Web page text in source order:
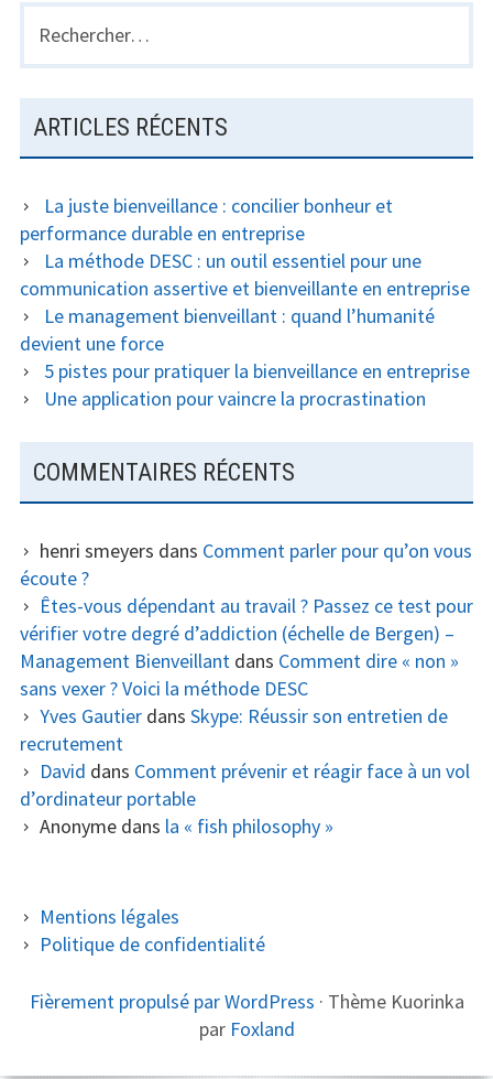
Rechercher :
ARTICLES RÉCENTS
La juste bienveillance : concilier bonheur et
performance durable en entreprise
La méthode DESC : un outil essentiel pour une
communication assertive et bienveillante en entreprise
Le management bienveillant : quand l’humanité
devient une force
5 pistes pour pratiquer la bienveillance en entreprise
Une application pour vaincre la procrastination
COMMENTAIRES RÉCENTS
henri smeyers dans Comment parler pour qu’on vous
écoute ?
Êtes-vous dépendant au travail ? Passez ce test pour
vérifier votre degré d’addiction (échelle de Bergen) –
Management Bienveillantdans Comment dire « non »
sans vexer ? Voici la méthode DESC
Yves Gautierdans Skype: Réussir son entretien de
recrutement
David dans Comment prévenir et réagir face à un vol
d’ordinateur portable
Anonymedans la « fish philosophy »
COLONNE
LATÉRALE
SUBSIDIAIRE
Mentions légales
Politique de confidentialité
CONTENU
Fièrement propulsé par WordPress · Thème Kuorinka
par Foxland